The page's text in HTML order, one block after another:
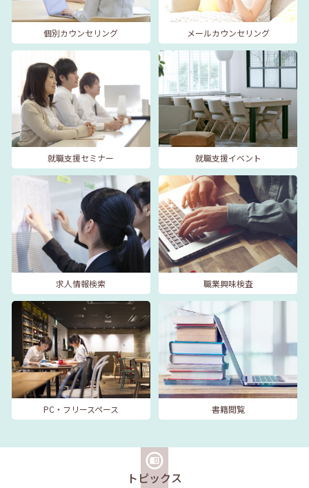
個別カウンセリング メールカウンセリング
就職支援セミナー 就職支援イベント
求人情報検索 職業興味検査
PC・フリースペース 書籍閲覧
トピックス